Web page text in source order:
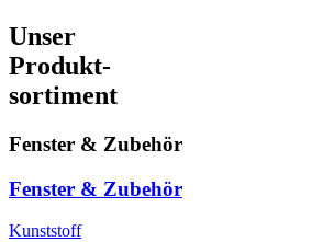
Unser
Produkt-
sortiment
Fenster & Zubehör
Fenster & Zubehör
Kunststoff